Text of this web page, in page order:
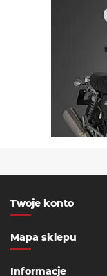
Twoje konto
Mapa sklepu
Informacje